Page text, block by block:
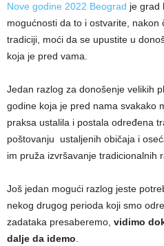
Nove godine 2022 Beograd je grad
mogućnosti da to i ostvarite,
tradiciji, moći da se upustite u
koja je pred vama.
Jedan razlog za donošenje velikih
godine koja je pred nama svakako
praksa ustalila i postala određena
poštovanju ustaljenih običaja i
im pruža izvršavanje tradicionalnih
Još jedan mogući razlog jeste
nekog drugog perioda koji smo
zadataka presaberemo, vidimo
dalje da idemo